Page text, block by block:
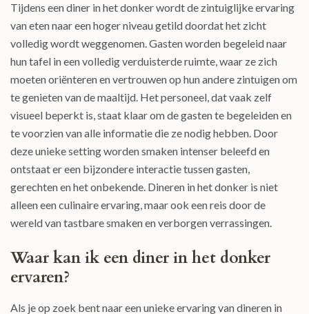
Tijdens een diner in het donker wordt de zintuiglijke ervaring
van eten naar een hoger niveau getild doordat het zicht
volledig wordt weggenomen. Gasten worden begeleid naar
hun tafel in een volledig verduisterde ruimte, waar ze zich
moeten oriënteren en vertrouwen op hun andere zintuigen om
te genieten van de maaltijd. Het personeel, dat vaak zelf
visueel beperkt is, staat klaar om de gasten te begeleiden en
te voorzien van alle informatie die ze nodig hebben. Door
deze unieke setting worden smaken intenser beleefd en
ontstaat er een bijzondere interactie tussen gasten,
gerechten en het onbekende. Dineren in het donker is niet
alleen een culinaire ervaring, maar ook een reis door de
wereld van tastbare smaken en verborgen verrassingen.
Waar kan ik een diner in het donker
ervaren?
Als je op zoek bent naar een unieke ervaring van dineren in